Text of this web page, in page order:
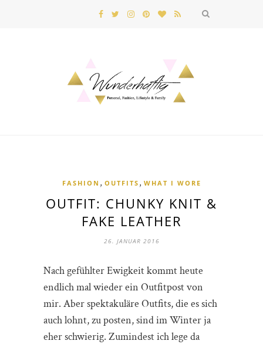
FASHION , OUTFITS , WHAT I WORE
OUTFIT: CHUNKY KNIT &
FAKE LEATHER
26. JANUAR 2016
Nach gefühlter Ewigkeit kommt heute
endlich mal wieder ein Outfitpost von
mir. Aber spektakuläre Outfits, die es sich
auch lohnt, zu posten, sind im Winter ja
eher schwierig. Zumindest ich lege da